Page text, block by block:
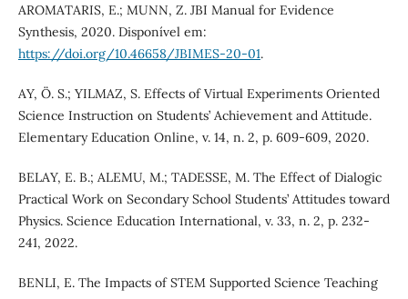
AROMATARIS, E.; MUNN, Z. JBI Manual for Evidence
Synthesis, 2020. Disponível em:
https://doi.org/10.46658/JBIMES-20-01.
AY, Ö. S.; YILMAZ, S. Effects of Virtual Experiments Oriented
Science Instruction on Students’ Achievement and Attitude.
Elementary Education Online, v. 14, n. 2, p. 609-609, 2020.
BELAY, E. B.; ALEMU, M.; TADESSE, M. The Effect of Dialogic
Practical Work on Secondary School Students’ Attitudes toward
Physics. Science Education International, v. 33, n. 2, p. 232-
241, 2022.
BENLI, E. The Impacts of STEM Supported Science Teaching